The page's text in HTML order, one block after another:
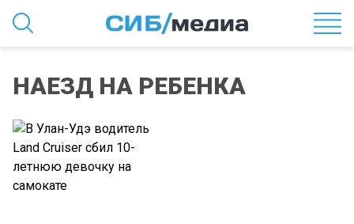
НАЕЗД НА РЕБЕНКА